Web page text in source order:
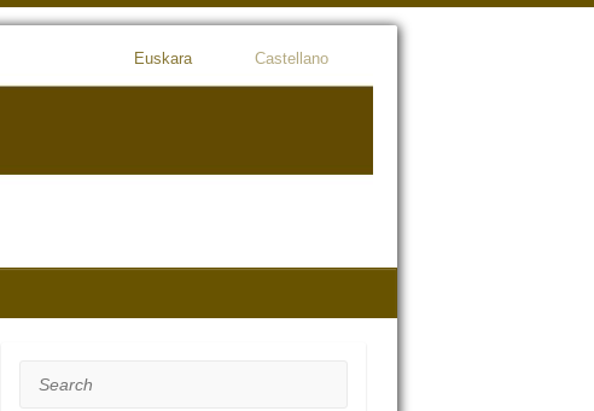
Euskara Castellano
Search